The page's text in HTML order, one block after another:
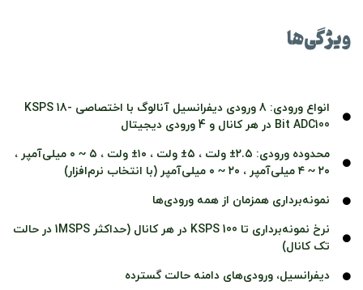
ویژگی‌ها
انواع ورودی: 8 ورودی دیفرانسیل آنالوگ با اختصاصی KSPS 18-
Bit ADC100 در هر کانال و 4 ورودی دیجیتال
محدوده ورودی: ۲.۵± ولت ، ۵± ولت ، ۱۰± ولت ، ۵ ~ ۰ میلی‌آمپر ،
۲۰ ~ ۴ میلی‌آمپر ، ۲۰ ~ ۰ میلی‌آمپر (با انتخاب نرم‌افزار)
نمونه‌برداری همزمان از همه ورودی‌ها
نرخ نمونه‌برداری تا 100 KSPS در هر کانال (حداکثر 1MSPS در حالت
تک کانال)
دیفرانسیل، ورودی‌های دامنه حالت گسترده